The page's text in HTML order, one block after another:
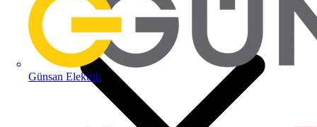
Günsan Elektrik